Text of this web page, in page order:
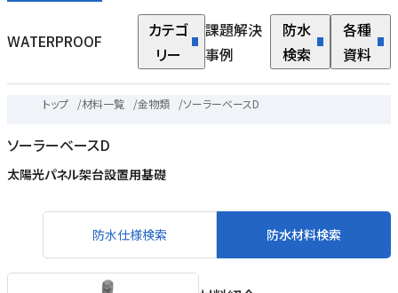
WATERPROOF
カテゴ
リー
課題解決
事例
防水
検索
各種
資料
トップ /材料一覧 /金物類 /ソーラーベースD
ソーラーベースD
太陽光パネル架台設置用基礎
防水仕様検索 防水材料検索